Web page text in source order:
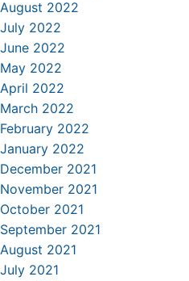
August 2022
July 2022
June 2022
May 2022
April 2022
March 2022
February 2022
January 2022
December 2021
November 2021
October 2021
September 2021
August 2021
July 2021